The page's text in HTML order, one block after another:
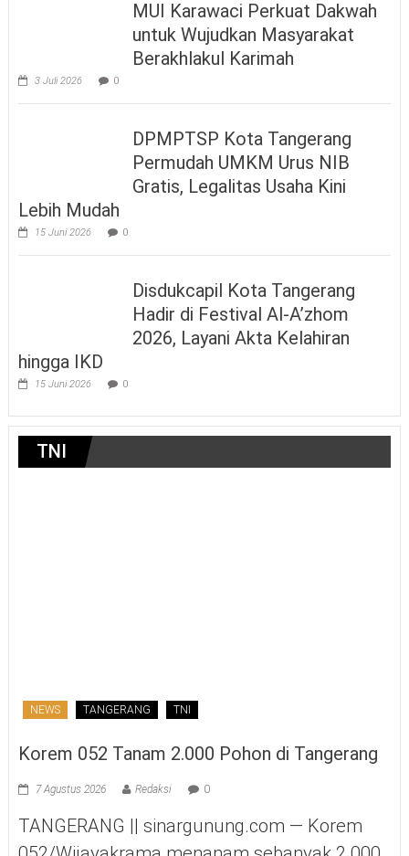
MUI Karawaci Perkuat Dakwah
untuk Wujudkan Masyarakat
Berakhlakul Karimah
3 Juli 2026 0
DPMPTSP Kota Tangerang
Permudah UMKM Urus NIB
Gratis, Legalitas Usaha Kini
Lebih Mudah
15 Juni 2026 0
Disdukcapil Kota Tangerang
Hadir di Festival Al-A’zhom
2026, Layani Akta Kelahiran
hingga IKD
15 Juni 2026 0
TNI
NEWS TANGERANG TNI
Korem 052 Tanam 2.000 Pohon di Tangerang
7 Agustus 2026 Redaksi 0
TANGERANG || sinargunung.com — Korem